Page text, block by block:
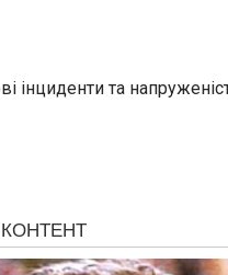
інциденти та